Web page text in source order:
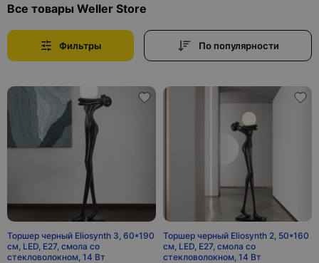
Все товары Weller Store
Фильтры По популярности
Торшер черный Eliosynth 3, 60*190
см, LED, Е27, смола со
стекловолокном, 14 Вт
Торшер черный Eliosynth 2, 50*160
см, LED, Е27, смола со
стекловолокном, 14 Вт